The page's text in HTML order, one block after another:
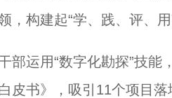
，构建起“学、践、评、
运用“数字化勘探”技能
皮书》，吸引11个项目